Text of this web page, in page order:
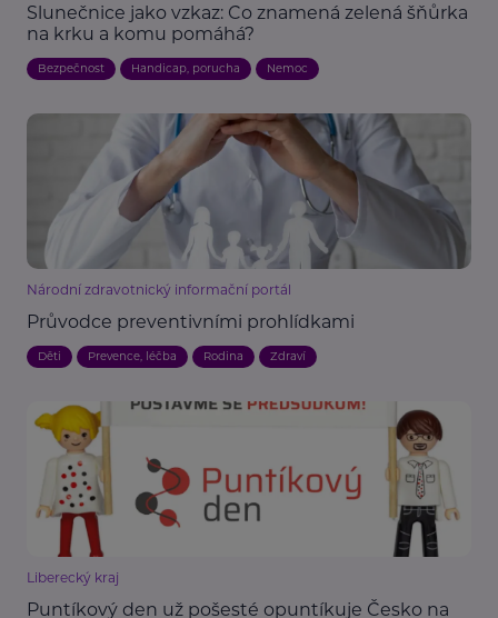
Slunečnice jako vzkaz: Co znamená zelená šňůrka
na krku a komu pomáhá?
Bezpečnost Handicap, porucha Nemoc
Národní zdravotnický informační portál
Průvodce preventivními prohlídkami
Děti Prevence, léčba Rodina Zdraví
Liberecký kraj
Puntíkový den už pošesté opuntíkuje Česko na